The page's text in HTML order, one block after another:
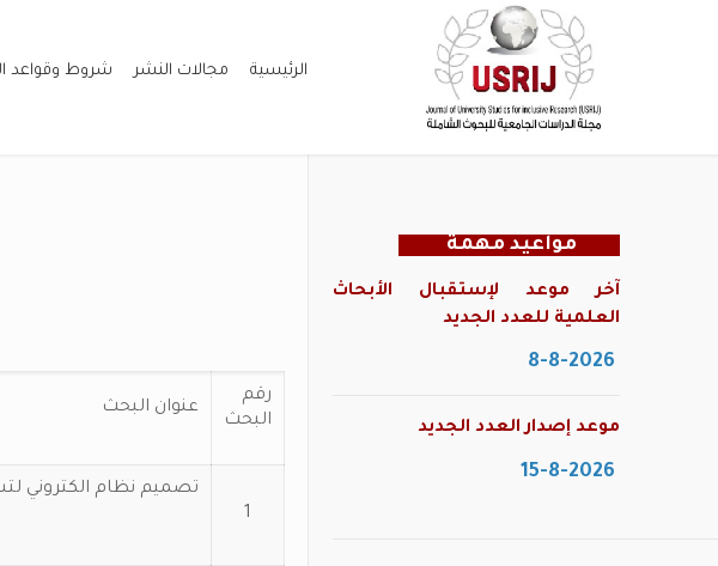
الرئيسية مجالات النشر شروط وقواعد
عنوان البحث
رقم
البحث
تصميم نظام الكتروني
1
مواعيد مهمة
آخر موعد لإستقبال الأبحاث
العلمية للعدد الجديد
موعد إصدار العدد الجديد